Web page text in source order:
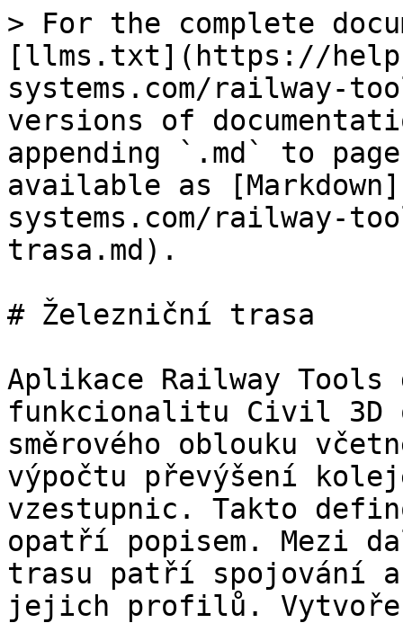
> For the complete
[llms.txt](https://
systems.com/railway-
versions of
appending `.md` to
available as
systems.com/railway-
trasa.md).
# Železniční trasa
Aplikace Railway
funkcionalitu Civil 3D
směrového oblouku
výpočtu převýšení
vzestupnic. Takto
opatří popisem. Mezi
trasu patří spojování
jejich profilů.